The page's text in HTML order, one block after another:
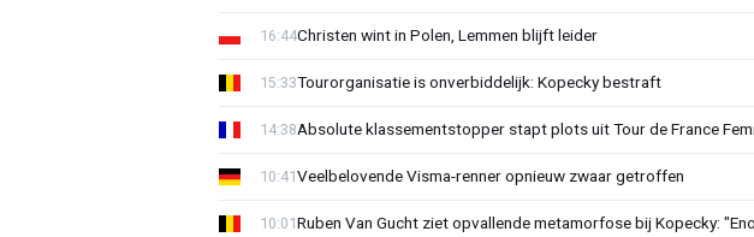
Christen wint in Polen, Lemmen blijft leider
16:44
Tourorganisatie is onverbiddelijk: Kopecky bestraft
15:33
Absolute klassementstopper stapt plots uit Tour de France
14:38
Veelbelovende Visma-renner opnieuw zwaar getroffen
10:41
Ruben Van Gucht ziet opvallende metamorfose bij Kopecky:
10:01